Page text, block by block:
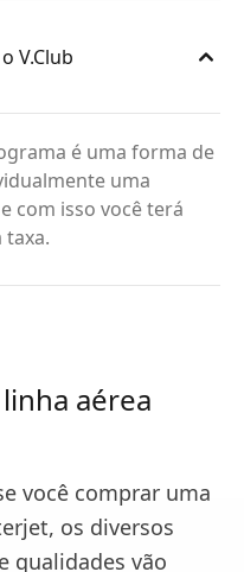
V.Club
é uma forma de
uma
com isso você terá
aérea
você comprar uma
os diversos
qualidades vão